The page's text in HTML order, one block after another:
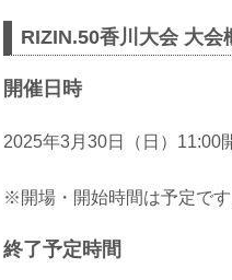
RIZIN.50香川大会 大会
開催日時
2025年3月30日（日）11:00
※開場・開始時間は予定で
終了予定時間